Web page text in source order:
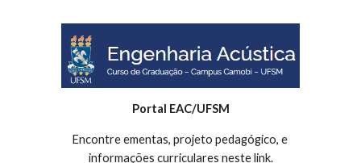
Portal EAC/UFSM
Encontre ementas, projeto pedagógico, e
informações curriculares neste link.